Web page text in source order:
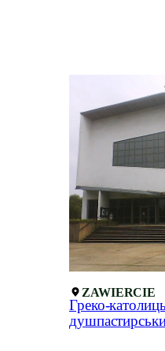
ZAWIERCIE
Греко-